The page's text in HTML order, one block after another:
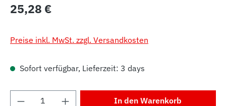
Regulärer Preis:
25,28 €
Preise inkl. MwSt. zzgl. Versandkosten
Sofort verfügbar, Lieferzeit: 3 days
Produkt Anzahl: Gib den gewünschten
In den Warenkorb